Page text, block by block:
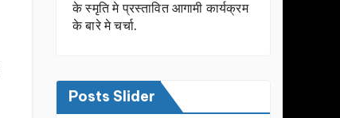
के स्मृति मे प्रस्तावित आगामी कार्यक्रम
के बारे मे चर्चा.
Posts Slider